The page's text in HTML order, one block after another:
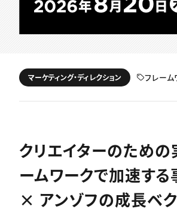
メディア
マーケティング・ディレクション フレー
クリエイターのため
ームワークで加速す
× アンゾフの成長ベ